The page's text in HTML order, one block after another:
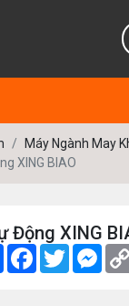
Máy Ngành May
XING BIAO
Động XING
Share Facebook
Twitter